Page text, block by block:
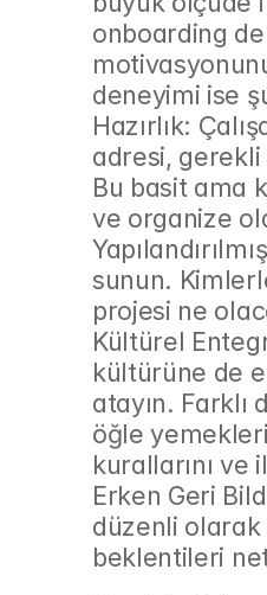
onboarding
deneyimi ise
Hazırlık:
adresi, gerekli
Bu basit ama
ve organize
sunun.
projesi ne
Kültürel
kültürüne de
atayın. Farklı
öğle
kurallarını ve
Erken Geri
düzenli olarak
beklentileri